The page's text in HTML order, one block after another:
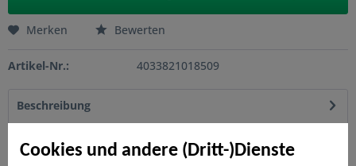
Cookies und andere (Dritt-)Dienste
Merken Bewerten
Artikel-Nr.: 4033821018509
Beschreibung
Mit LONGLIFE RIVA bekommen Sie robusten Sichtschutz für
Generationen. RIVA vereint klassisches...mehr